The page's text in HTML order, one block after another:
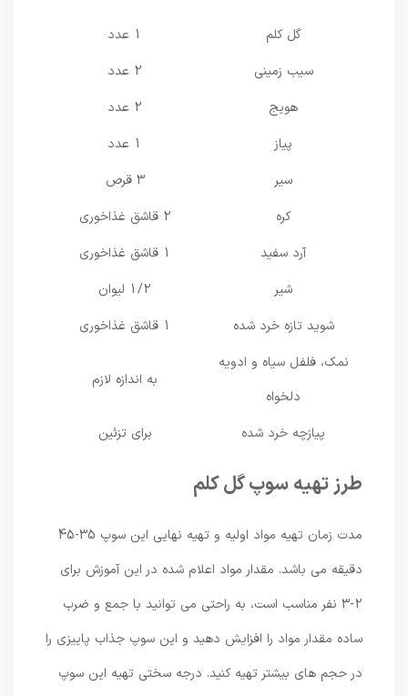
سیب زمینی
آرد سفید
شوید تازه خرد شده
نمک، فلفل سیاه و ادویه
به اندازه لازم
پیازچه خرد شده برای تزئین
طرز تهیه سوپ گل کلم
مدت زمان تهیه مواد اولیه و تهیه نهایی این سوپ 35-45
دقیقه می باشد. مقدار مواد اعلام شده در این آموزش برای
2-3 نفر مناسب است، به راحتی می توانید با جمع و ضرب
ساده مقدار مواد را افزایش دهید و این سوپ جذاب پاییزی را
در حجم های بیشتر تهیه کنید. درجه سختی تهیه این سوپ